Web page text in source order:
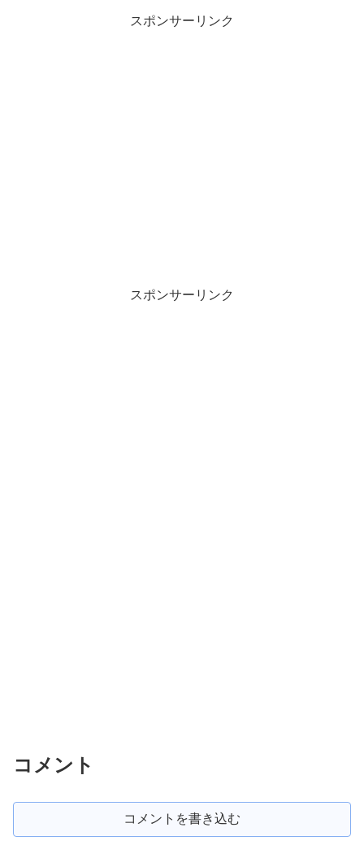
スポンサーリンク
スポンサーリンク
コメント
コメントを書き込む